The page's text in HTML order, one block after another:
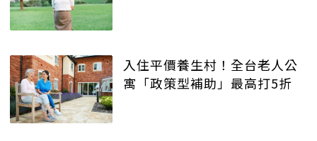
入住平價養生村！全台老人公
寓「政策型補助」最高打5折